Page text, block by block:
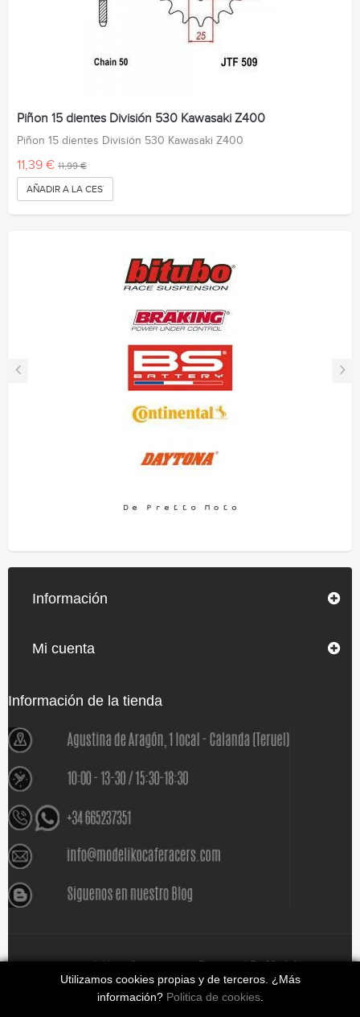
Piñon 15 dientes División 530 Kawasaki Z400
Piñon 15 dientes División 530 Kawasaki Z400
11,39 € 11,99 €
AÑADIR A LA CESTA
Información
Mi cuenta
Información de la tienda
Utilizamos cookies propias y de terceros. ¿Más
información? Politica de cookies.
www.modelikocaferacers.com Designed By Modeliko